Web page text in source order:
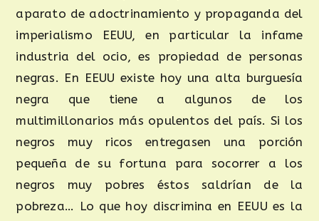
aparato de adoctrinamiento y propaganda del
imperialismo EEUU, en particular la infame
industria del ocio, es propiedad de personas
negras. En EEUU existe hoy una alta burguesía
negra que tiene a algunos de los
multimillonarios más opulentos del país. Si los
negros muy ricos entregasen una porción
pequeña de su fortuna para socorrer a los
negros muy pobres éstos saldrían de la
pobreza… Lo que hoy discrimina en EEUU es la